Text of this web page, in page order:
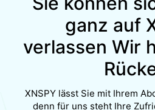
ganz auf
verlassen Wir
XNSPY lässt Sie mit Ihrem
denn für uns steht Ihre